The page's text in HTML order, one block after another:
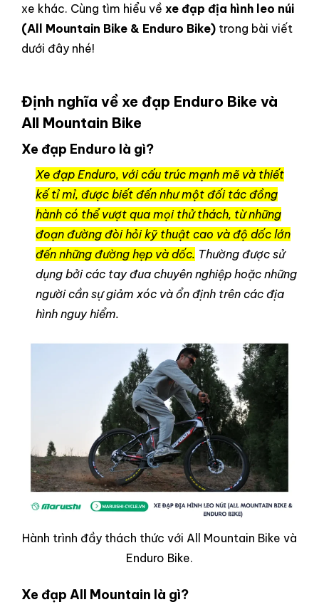
xe khác. Cùng tìm hiểu về xe đạp địa hình leo núi
(All Mountain Bike & Enduro Bike) trong bài viết
dưới đây nhé!
Định nghĩa về xe đạp Enduro Bike và
All Mountain Bike
Xe đạp Enduro là gì?
Xe đạp Enduro, với cấu trúc mạnh mẽ và thiết
kế tỉ mỉ, được biết đến như một đối tác đồng
hành có thể vượt qua mọi thử thách, từ những
đoạn đường đòi hỏi kỹ thuật cao và độ dốc lớn
đến những đường hẹp và dốc. Thường được sử
dụng bởi các tay đua chuyên nghiệp hoặc những
người cần sự giảm xóc và ổn định trên các địa
hình nguy hiểm.
Hành trình đầy thách thức với All Mountain Bike và
Enduro Bike.
Xe đạp All Mountain là gì?